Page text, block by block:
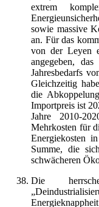
extrem
sowie massive
an. Für das
von der Leyen
angegeben,
Jahresbedarfs
Gleichzeitig
die
Importpreis ist
Jahre 2010-
Mehrkosten für
Energiekosten
Summe, die
schwächeren
Die